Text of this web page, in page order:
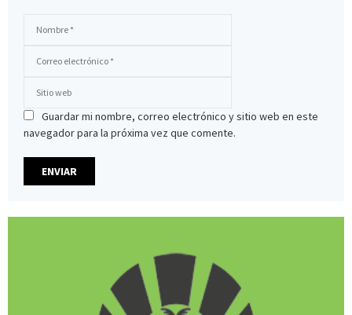
Guardar mi nombre, correo electrónico y sitio web en este
navegador para la próxima vez que comente.